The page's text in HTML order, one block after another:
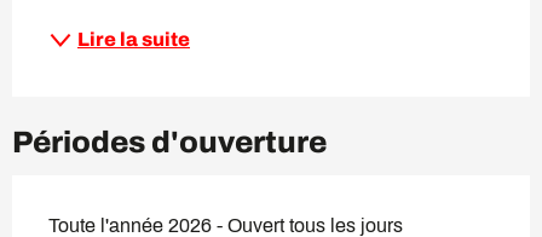
Lire la suite
Périodes d'ouverture
Toute l'année 2026 - Ouvert tous les jours